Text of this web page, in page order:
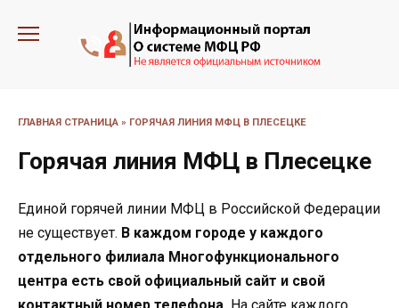
содержанию
ГЛАВНАЯ СТРАНИЦА » ГОРЯЧАЯ ЛИНИЯ МФЦ В ПЛЕСЕЦКЕ
Горячая линия МФЦ в Плесецке
Единой горячей линии МФЦ в Российской Федерации
не существует. В каждом городе у каждого
отдельного филиала Многофункционального
центра есть свой официальный сайт и свой